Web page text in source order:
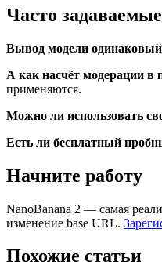
Часто
Вывод модели
А как насчёт модерации в
применяются.
Можно ли использовать
Есть ли бесплатный
Начните работу
NanoBanana 2 — самая
изменение base URL.
Похожие статьи